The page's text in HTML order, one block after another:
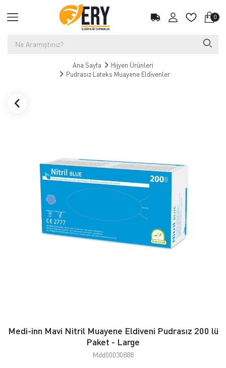
0
Ana Sayfa
Hijyen Ürünleri
Pudrasız Lateks Muayene Eldivenler
Medi-inn Mavi Nitril Muayene Eldiveni Pudrasız 200 lü
Paket - Large
Mdd00030888